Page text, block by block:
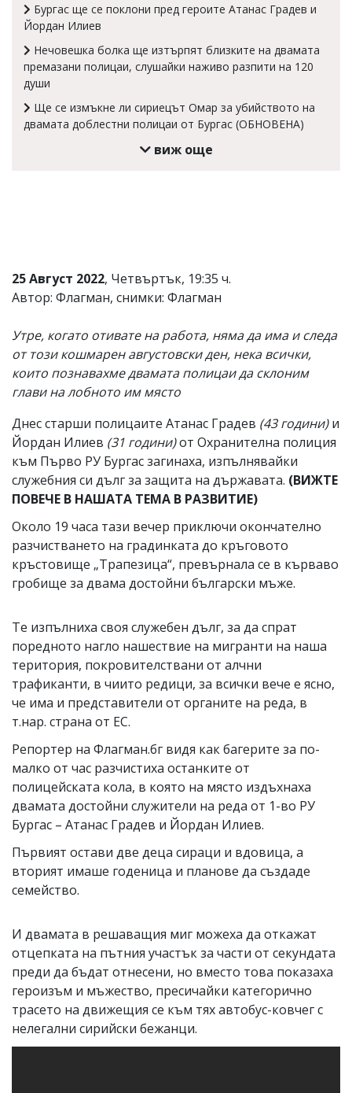
носи
отговорност
тях!
откриете
обиден
Бургас ще се поклони пред героите Атанас Градев и
Йордан Илиев
Нечовешка болка ще изтърпят близките на двамата
премазани полицаи, слушайки наживо разпити на 120
души
Ще се измъкне ли сириецът Омар за убийството на
двамата доблестни полицаи от Бургас (ОБНОВЕНА)
виж още
25 Август 2022, Четвъртък, 19:35 ч.
Автор: Флагман, снимки: Флагман
Утре, когато отивате на работа, няма да има и следа
от този кошмарен августовски ден, нека всички,
които познавахме двамата полицаи да склоним
глави на лобното им място
Днес старши полицаите Атанас Градев (43 години)и
Йордан Илиев (31 години)от Охранителна полиция
към Първо РУ Бургас загинаха, изпълнявайки
служебния си дълг за защита на държавата. (ВИЖТЕ
ПОВЕЧЕ В НАШАТА ТЕМА В РАЗВИТИЕ)
Около 19 часа тази вечер приключи окончателно
разчистването на градинката до кръговото
кръстовище „Трапезица“, превърнала се в кърваво
гробище за двама достойни български мъже.
Те изпълниха своя служебен дълг, за да спрат
поредното нагло нашествие на мигранти на наша
територия, покровителствани от алчни
трафиканти, в чиито редици, за всички вече е ясно,
че има и представители от органите на реда, в
т.нар. страна от ЕС.
Репортер на Флагман.бг видя как багерите за по-
малко от час разчистиха останките от
полицейската кола, в която на място издъхнаха
двамата достойни служители на реда от 1-во РУ
Бургас – Атанас Градев и Йордан Илиев.
Първият остави две деца сираци и вдовица, а
вторият имаше годеница и планове да създаде
семейство.
И двамата в решаващия миг можеха да откажат
отцепката на пътния участък за части от секундата
преди да бъдат отнесени, но вместо това показаха
героизъм и мъжество, пресичайки категорично
трасето на движещия се към тях автобус-ковчег с
нелегални сирийски бежанци.